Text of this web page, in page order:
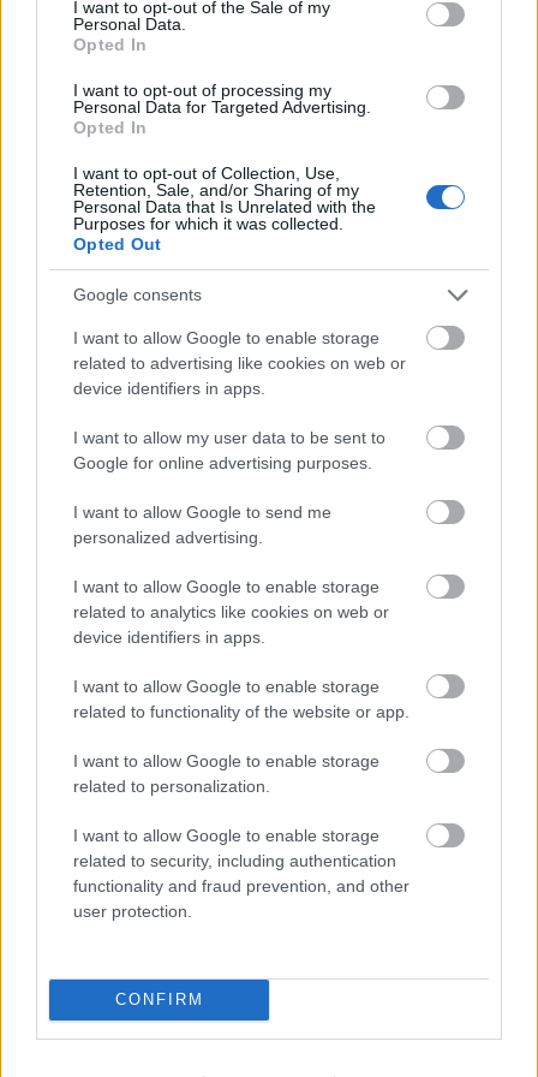
I want to opt-out of the Sale of my
Personal Data.
Opted In
I want to opt-out of processing my
Personal Data for Targeted Advertising.
Opted In
I want to opt-out of Collection, Use,
Retention, Sale, and/or Sharing of my
Personal Data that Is Unrelated with the
Purposes for which it was collected.
Opted Out
Google consents
I want to allow Google to enable storage
related to advertising like cookies on web or
device identifiers in apps.
I want to allow my user data to be sent to
Google for online advertising purposes.
I want to allow Google to send me
personalized advertising.
I want to allow Google to enable storage
related to analytics like cookies on web or
device identifiers in apps.
I want to allow Google to enable storage
related to functionality of the website or app.
I want to allow Google to enable storage
related to personalization.
I want to allow Google to enable storage
related to security, including authentication
functionality and fraud prevention, and other
user protection.
CONFIRM
Hitelfordulat 2026: elzárja a pénzcsapot az
állam
ELEMZÉSEK 2026. júl. 22.
Vagyonvisszaszerzés: amikor a pénz
gyorsabban fut, mint a jog
ELEMZÉSEK 2026. júl. 21.